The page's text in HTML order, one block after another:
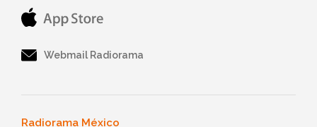
Webmail Radiorama
Radiorama México